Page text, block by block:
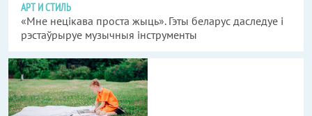
АРТ И СТИЛЬ
«Мне нецікава проста жыць». Гэты беларус даследуе і
рэстаўрыруе музычныя інструменты